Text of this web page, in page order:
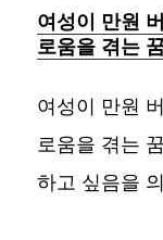
여성이 만원
로움을 겪는
여성이 만원
로움을 겪는
하고 싶음을